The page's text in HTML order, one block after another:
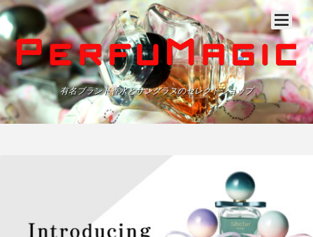
有名ブランド香水とサングラスのセレクトショップ